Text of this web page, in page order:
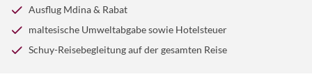
gemeinsames Abendessen den erlebnisreichen Tag in
angenehmer Atmosphäre abrundet.
Ausflug Mdina & Rabat
maltesische Umweltabgabe sowie Hotelsteuer
Schuy-Reisebegleitung auf der gesamten Reise